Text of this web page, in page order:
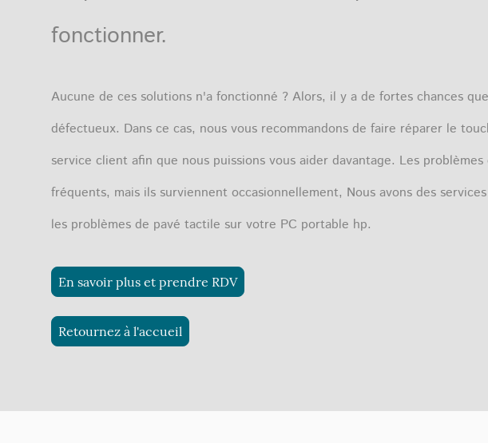
fonctionner.
Aucune de ces solutions n'a fonctionné ? Alors, il y a de fortes chances
défectueux. Dans ce cas, nous vous recommandons de faire réparer le
service client afin que nous puissions vous aider davantage. Les
fréquents, mais ils surviennent occasionnellement, Nous avons des
les problèmes de pavé tactile sur votre PC portable hp.
En savoir plus et prendre RDV
Retournez à l'accueil